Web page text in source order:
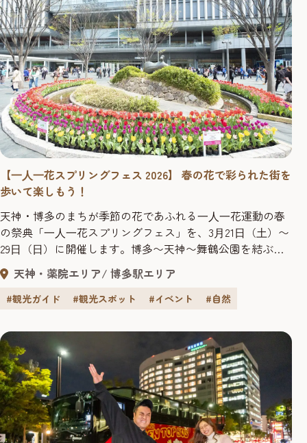
【⼀⼈⼀花スプリングフェス 2026】 春の花で彩られた街を
歩いて楽しもう！
天神・博多のまちが季節の花であふれる⼀⼈⼀花運動の春
の祭典「⼀⼈⼀花スプリングフェス」を、3⽉21⽇（⼟）〜
29⽇（⽇）に開催します。博多〜天神〜舞鶴公園を結ぶ歩
道や、その周辺スポットが、⼩学校や地域、企業、ボラン
ティア団体のみなさんが植えつけた5万本のチューリップを
はじめとする⾊鮮やかな花々で彩られ、まち全体が花であ
天神・薬院エリア 博多駅エリア
#観光ガイド #観光スポット #イベント #自然